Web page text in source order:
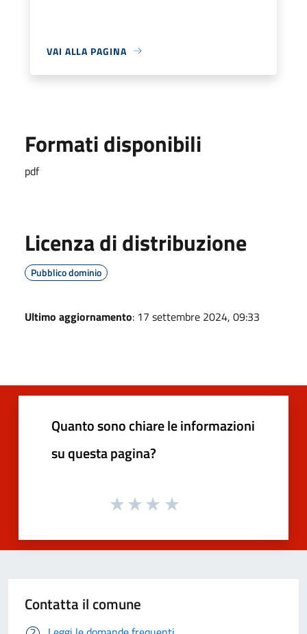
VAI ALLA PAGINA
Formati disponibili
pdf
Licenza di distribuzione
Pubblico dominio
Ultimo aggiornamento: 17 settembre 2024, 09:33
Quanto sono chiare le informazioni
su questa pagina?
Contatta il comune